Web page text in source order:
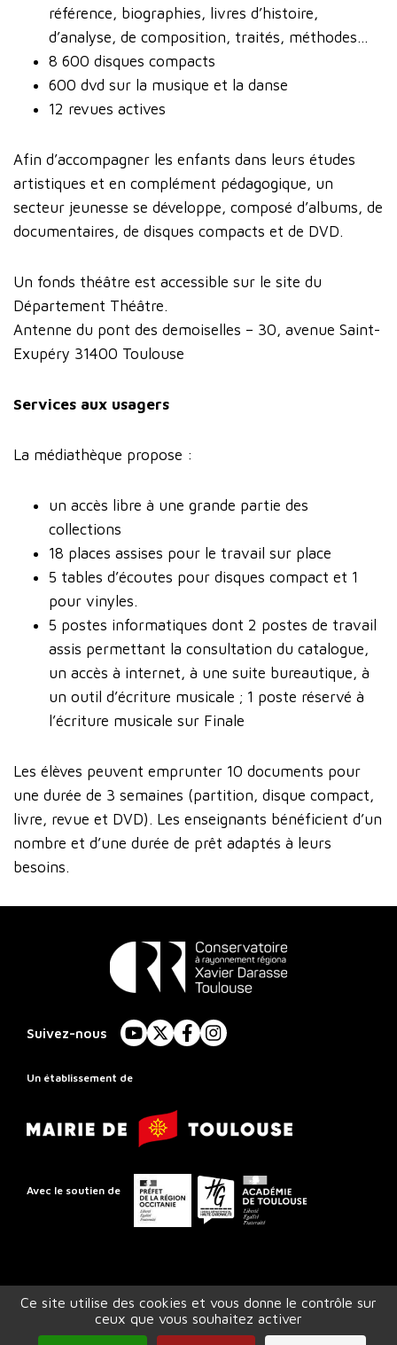
Ce site utilise des cookies et vous donne le contrôle sur
ceux que vous souhaitez activer
référence, biographies, livres d’histoire,
d’analyse, de composition, traités, méthodes…
8 600 disques compacts
600 dvd sur la musique et la danse
12 revues actives
Afin d’accompagner les enfants dans leurs études
artistiques et en complément pédagogique, un
secteur jeunesse se développe, composé d’albums, de
documentaires, de disques compacts et de DVD.
Un fonds théâtre est accessible sur le site du
Département Théâtre.
Antenne du pont des demoiselles – 30, avenue Saint-
Exupéry 31400 Toulouse
Services aux usagers
La médiathèque propose :
un accès libre à une grande partie des
collections
18 places assises pour le travail sur place
5 tables d’écoutes pour disques compact et 1
pour vinyles.
5 postes informatiques dont 2 postes de travail
assis permettant la consultation du catalogue,
un accès à internet, à une suite bureautique, à
un outil d’écriture musicale ; 1 poste réservé à
l’écriture musicale sur Finale
Les élèves peuvent emprunter 10 documents pour
une durée de 3 semaines (partition, disque compact,
livre, revue et DVD). Les enseignants bénéficient d’un
nombre et d’une durée de prêt adaptés à leurs
besoins.
Rayonnement
Régional
Toulouse
Suivez-nous
YouTube
X FacebookInstagram
Un établissement de
Mairie
de
Avec le soutien de
Préfet
de
la
Conseil
départemental
Garonne
Académie
de
Accessibilité (partiellement conforme)
Plan du site
Gestion des cookies